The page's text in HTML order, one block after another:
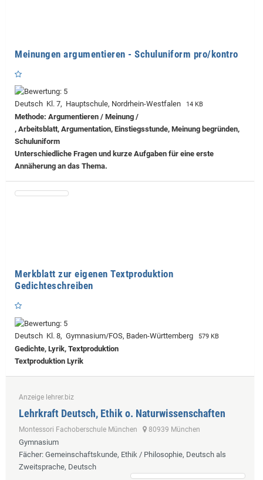
Meinungen argumentieren - Schuluniform pro/kontro
Deutsch Kl. 7, Hauptschule, Nordrhein-Westfalen 14 KB
Methode: Argumentieren / Meinung /
, Arbeitsblatt, Argumentation, Einstiegsstunde, Meinung begründen,
Schuluniform
Unterschiedliche Fragen und kurze Aufgaben für eine erste
Annäherung an das Thema.
Merkblatt zur eigenen Textproduktion
Gedichteschreiben
Deutsch Kl. 8, Gymnasium/FOS, Baden-Württemberg 579 KB
Gedichte, Lyrik, Textproduktion
Textproduktion Lyrik
Anzeige lehrer.biz
Lehrkraft Deutsch, Ethik o. Naturwissenschaften
Montessori Fachoberschule München 80939 München
Gymnasium
Fächer: Gemeinschaftskunde, Ethik / Philosophie, Deutsch als
Zweitsprache, Deutsch